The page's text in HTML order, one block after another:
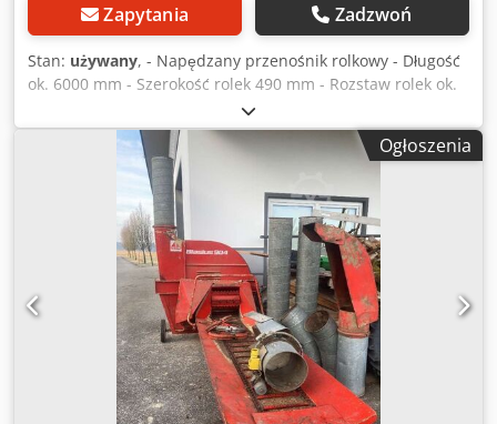
Zapytania Zadzwoń
Stan: używany, - Napędzany przenośnik rolkowy - Długość
ok. 6000 mm - Szerokość rolek 490 mm - Rozstaw rolek ok.
440 mm Dcedpewy Ry Usfx Amvek - Średnica rolek 114 mm
- Wysokość robocza 900 mm - Silnik napędowy 0,75 kW
Ogłoszenia